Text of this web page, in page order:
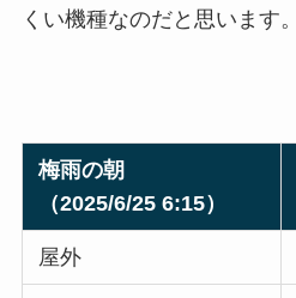
くい機種なのだと思います。
梅雨の朝
（2025/6/25 6:15）
屋外